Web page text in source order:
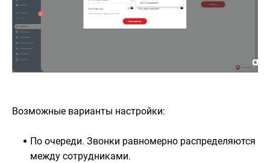
Возможные варианты настройки:
По очереди. Звонки равномерно распределяются
между сотрудниками.